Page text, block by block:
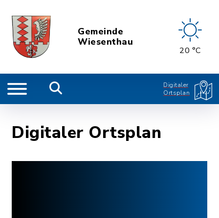
Gemeinde
Wiesenthau
20 °C
Digitaler
Ortsplan
Digitaler Ortsplan